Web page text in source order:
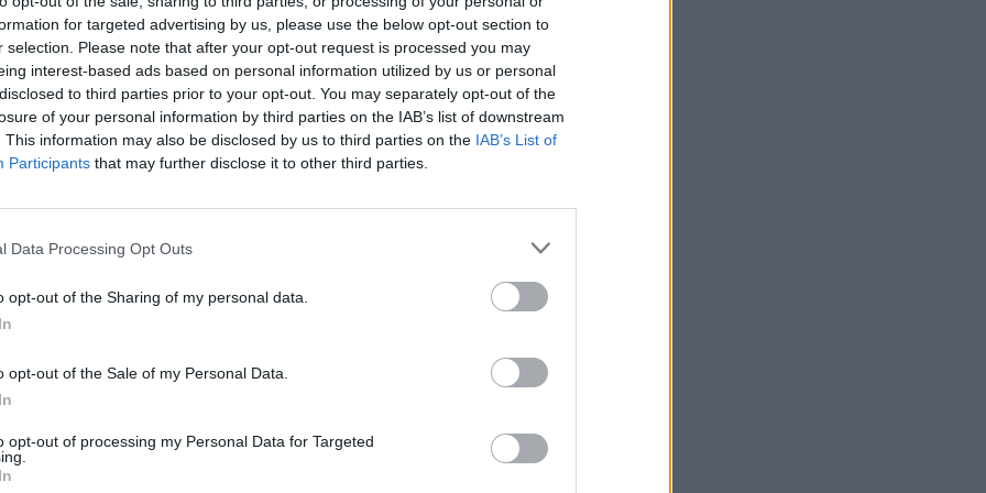
for targeted advertising by us, please use the below opt-out section to
selection. Please note that after your opt-out request is processed you may
interest-based ads based on personal information utilized by us or personal
to third parties prior to your opt-out. You may separately opt-out of the
of your personal information by third parties on the IAB’s list of downstream
This information may also be disclosed by us to third parties on the IAB’s List of
Participants that may further disclose it to other third parties.
Data Processing Opt Outs
opt-out of the Sharing of my personal data.
opt-out of the Sale of my Personal Data.
opt-out of processing my Personal Data for Targeted
πως το νέο Galaxy S25 FE θα χρησιμοποιεί το Dimensity
για ...
13 Οκτωβρίου, 2024
συσκευή Xiaomi βάζοντας έως 3
μέσω της επίσημης σελίδα της εταιρείας
κάποιος θελήσει να αγοράσει μια νέα συσκευή Xiaomi αλλά δεν έχει
13 Οκτωβρίου, 2024
επανασχεδιάζει πλήρως την
εργαλείο για όσους αλλάζουν από iOS σε Android είναι η
“Switch to Android” που τώρα είναι έτοιμη να δεχτεί νέο ...